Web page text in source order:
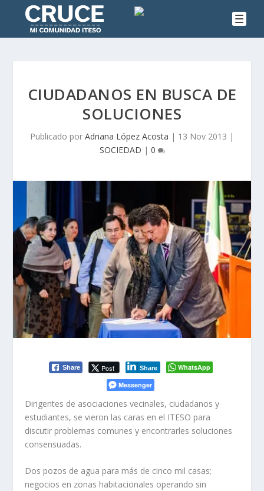
CIUDADANOS EN BUSCA DE
SOLUCIONES
Publicado por Adriana López Acosta | 13 Nov 2013 |
SOCIEDAD | 0
Share Post Share
WhatsApp
Messenger
Dirigentes de asociaciones vecinales, ciudadanos y
estudiantes, se vieron las caras en el ITESO para
discutir problemas comunes y encontrarles soluciones
consensuadas.
Dos pozos de agua para más de cinco mil casas;
negocios en zonas habitacionales operando sin